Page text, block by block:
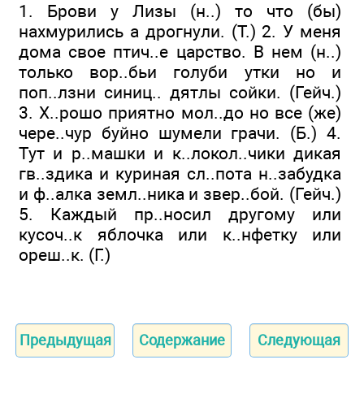
1. Брови у Лизы (н..) то что (бы)
нахмурились а дрогнули. (Т.) 2. У меня
дома свое птич..е царство. В нем (н..)
только вор..бьи голуби утки но и
поп..лзни синиц.. дятлы сойки. (Гейч.)
3. Х..рошо приятно мол..до но все (же)
чере..чур буйно шумели грачи. (Б.) 4.
Тут и р..машки и к..локол..чики дикая
гв..здика и куриная сл..пота н..забудка
и ф..алка земл..ника и звер..бой. (Гейч.)
5. Каждый пр..носил другому или
кусоч..к яблочка или к..нфетку или
ореш..к. (Г.)
Предыдущая Содержание Следующая